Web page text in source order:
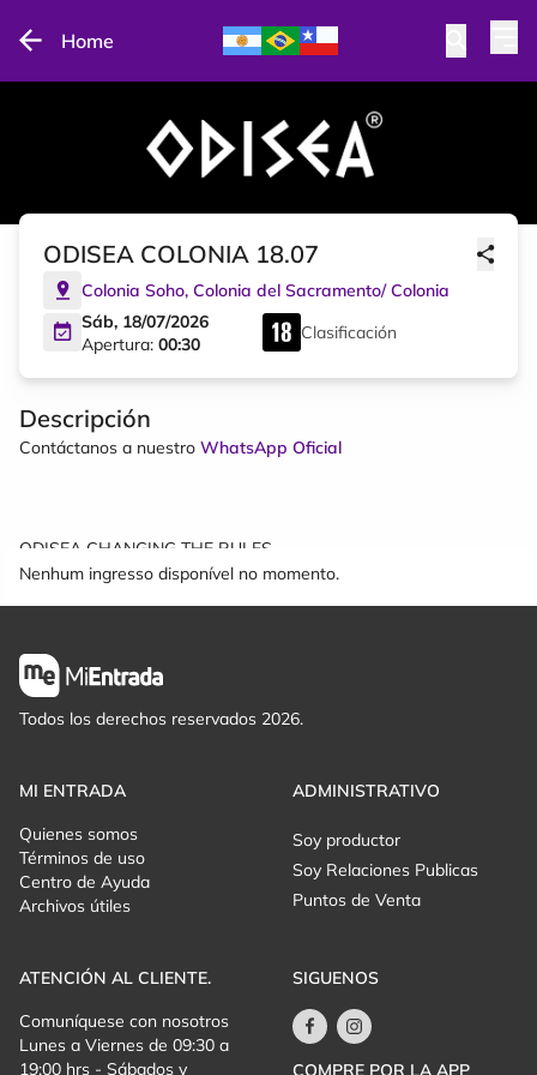
Home
ODISEA COLONIA 18.07
Colonia Soho, Colonia del Sacramento/Colonia
Sáb, 18/07/2026
Apertura: 00:30
Clasificación
Descripción
Contáctanos a nuestro WhatsApp Oficial
ODISEA CHANGING THE RULES
Nenhum ingresso disponível no momento.
Todos los derechos reservados 2026.
MI ENTRADA
Quienes somos
Términos de uso
Centro de Ayuda
Archivos útiles
ADMINISTRATIVO
Soy productor
Soy Relaciones Publicas
Puntos de Venta
ATENCIÓN AL CLIENTE.
Comuníquese con nosotros
Lunes a Viernes de 09:30 a
19:00 hrs - Sábados y
SIGUENOS
COMPRE POR LA APP